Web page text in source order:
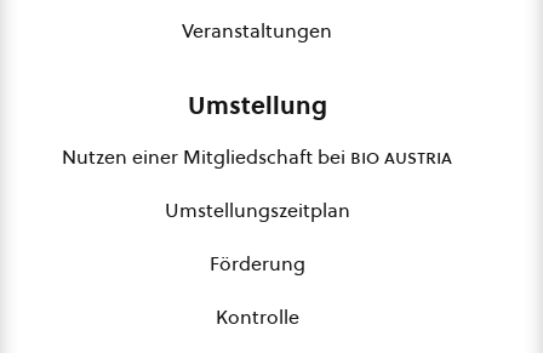
Veranstaltungen
Umstellung
Nutzen einer Mitgliedschaft bei bio austria
Umstellungszeitplan
Förderung
Kontrolle